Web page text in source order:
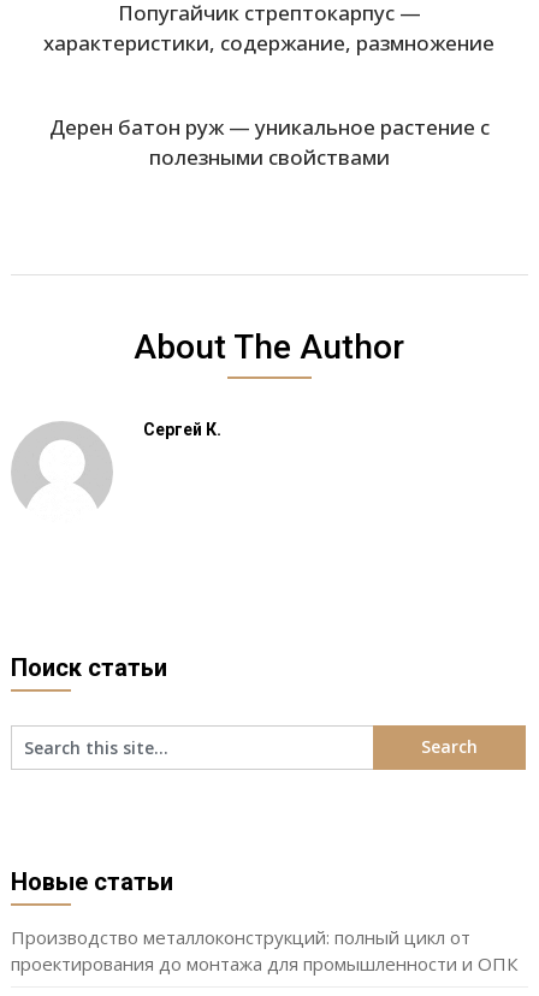
Попугайчик стрептокарпус —
характеристики, содержание, размножение
Дерен батон руж — уникальное растение с
полезными свойствами
About The Author
Сергей К.
Поиск статьи
Новые статьи
Производство металлоконструкций: полный цикл от
проектирования до монтажа для промышленности и ОПК